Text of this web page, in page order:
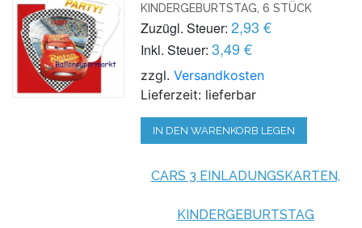
KINDERGEBURTSTAG, 6 STÜCK
Zuzügl. Steuer: 2,93 €
Inkl. Steuer: 3,49 €
zzgl.Versandkosten
Lieferzeit: lieferbar
IN DEN WARENKORB LEGEN
CARS 3 EINLADUNGSKARTEN,
KINDERGEBURTSTAG